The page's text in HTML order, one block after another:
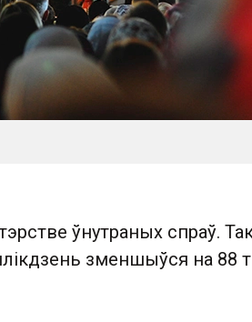
ўнутраных спраў.
зменшыўся на 88